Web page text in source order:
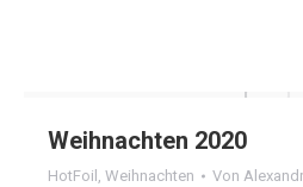
Weihnachten 2020
HotFoil , Weihnachten Von